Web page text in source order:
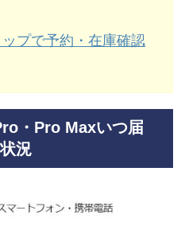
プで予約・在庫確認
・Pro Maxいつ届
況